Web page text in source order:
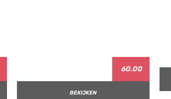
60.00
BEKIJKEN